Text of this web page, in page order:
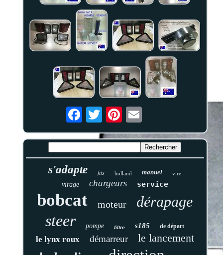
s'adapte fits holland manuel vire
virage chargeurs service
bobcat moteur dérapage
steer pompe filtre s185 de départ
le lynx roux démarreur le lancement